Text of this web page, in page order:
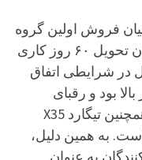
فروش اولین گروه
از خودروی جدید تیگارد X35 را با زمان تحویل ۶۰ روز کاری
در شرایطی اتفاق
بود و رقبای
قدرتمندی در بازار حضور داشتند و همچنین تیگارد X35
به همین دلیل،
به عنوان